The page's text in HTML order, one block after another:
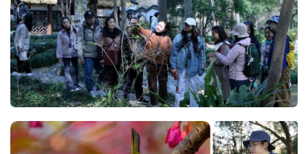
僧
访
谈
心
乐
菩
提